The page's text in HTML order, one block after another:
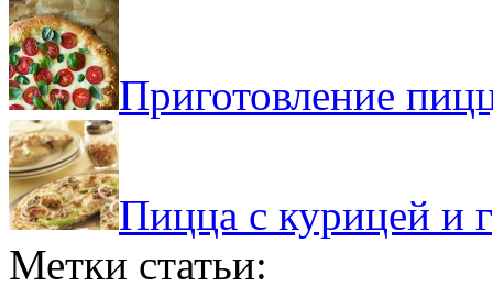
Приготовление
Пицца с курицей и
Метки статьи: